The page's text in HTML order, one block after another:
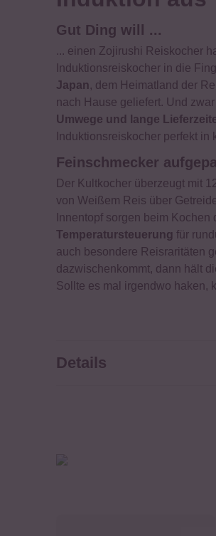
Gut Ding will ...
... einen Zojirushi Reiskocher
Induktionsreiskocher in die
Japan, dem Heimatland der
nach Hause geliefert. Und
Umwege und lange
Induktionsreiskocher perfekt
Feinschmecker
Der Kultkocher überzeugt mit
von Weißem Reis über
Innentopf sorgen beim Kochen
Temperatursteuerung für
auch besondere Reisraritäten
dazwischenkommt, dann hält
Sollte es mal irgendwo haken,
Details